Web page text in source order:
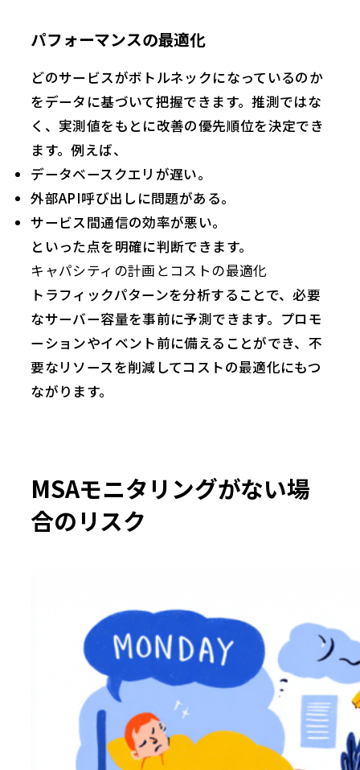
パフォーマンスの最適化
どのサービスがボトルネックになっているのか
をデータに基づいて把握できます。推測ではな
く、実測値をもとに改善の優先順位を決定でき
ます。例えば、
データベースクエリが遅い。
外部API呼び出しに問題がある。
サービス間通信の効率が悪い。
といった点を明確に判断できます。
キャパシティの計画とコストの最適化
トラフィックパターンを分析することで、必要
なサーバー容量を事前に予測できます。プロモ
ーションやイベント前に備えることができ、不
要なリソースを削減してコストの最適化にもつ
ながります。
MSAモニタリングがない場
合のリスク